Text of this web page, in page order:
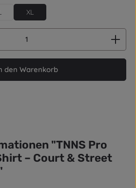
XL
den gewünschten Wert
den Warenkorb
"TNNS Pro
– Court & Street